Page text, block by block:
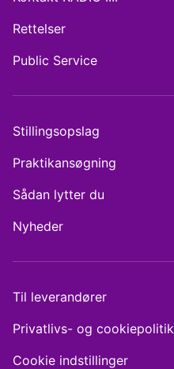
Rettelser
Public Service
Stillingsopslag
Praktikansøgning
Sådan lytter du
Nyheder
Til leverandører
Privatlivs- og cookiepolitik
Cookie indstillinger